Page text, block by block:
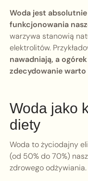
Woda jest
funkcjonowania
warzywa stanowią
elektrolitów.
nawadniają, a
zdecydowanie warto
Woda jako
diety
Woda to życiodajny
(od 50% do 70%)
zdrowego odżywiania.